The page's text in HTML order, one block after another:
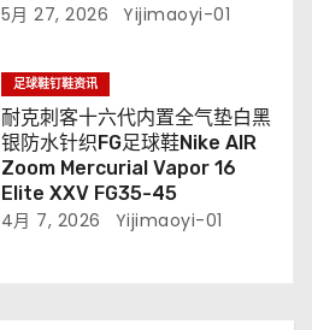
5月 27, 2026 Yijimaoyi-01
足球鞋钉鞋资讯
耐克刺客十六代内置全气垫白黑
银防水针织FG足球鞋Nike AIR
Zoom Mercurial Vapor 16
Elite XXV FG35-45
4月 7, 2026 Yijimaoyi-01